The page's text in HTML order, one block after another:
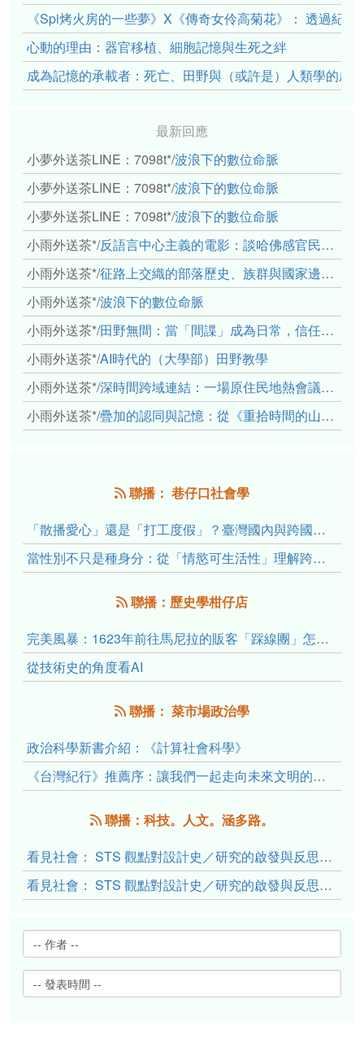
《Spi烤火房的一些夢》X《傳奇女伶高菊花》： 透過紀
心動的理由：器官移植、細胞記憶與生死之絆
成為記憶的承載者：死亡、田野與（或許是）人類學的成
最新回應
小夢外送茶LINE：7098t*/波浪下的數位命脈
小夢外送茶LINE：7098t*/波浪下的數位命脈
小夢外送茶LINE：7098t*/波浪下的數位命脈
小雨外送茶*/反語言中心主義的電影：談哈佛感官民族誌實驗室
小雨外送茶*/征路上交織的部落歷史、族群與國家邊界敘事： 《路有多長》、《高砂的翅膀》、《檔案／李光輝》
小雨外送茶*/波浪下的數位命脈
小雨外送茶*/田野無間：當「間諜」成為日常，信任角力下的情感伏流
小雨外送茶*/AI時代的（大學部）田野教學
小雨外送茶*/深時間跨域連結：一場原住民地熱會議的初步觀察
小雨外送茶*/疊加的認同與記憶：從《重拾時間的山語》探討「我們的」立場性(positionality)
聯播： 巷仔口社會學
「散播愛心」還是「打工度假」？臺灣國內與跨國捐卵的利他修辭、金錢動機與身體代價
當性別不只是種身分：從「情慾可生活性」理解跨性別者的身體、慾望與認同探索
聯播：歷史學柑仔店
完美風暴：1623年前往馬尼拉的販客「踩線團」怎麼會困死於澎湖?
從技術史的角度看AI
聯播： 菜市場政治學
政治科學新書介紹：《計算社會科學》
《台灣紀行》推薦序：讓我們一起走向未來文明的備忘錄
聯播：科技。人文。涵多路。
看見社會： STS 觀點對設計史／研究的啟發與反思（下）
看見社會： STS 觀點對設計史／研究的啟發與反思（上）